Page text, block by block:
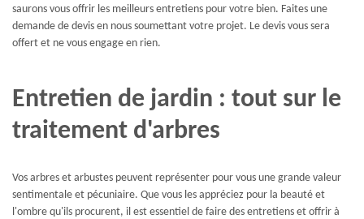
saurons vous offrir les meilleurs entretiens pour votre bien. Faites une
demande de devis en nous soumettant votre projet. Le devis vous sera
offert et ne vous engage en rien.
Entretien de jardin : tout sur le
traitement d'arbres
Vos arbres et arbustes peuvent représenter pour vous une grande valeur
sentimentale et pécuniaire. Que vous les appréciez pour la beauté et
l'ombre qu'ils procurent, il est essentiel de faire des entretiens et offrir à